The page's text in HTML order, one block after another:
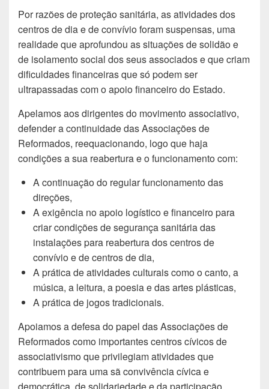
Por razões de proteção sanitária, as atividades dos
centros de dia e de convívio foram suspensas, uma
realidade que aprofundou as situações de solidão e
de isolamento social dos seus associados e que criam
dificuldades financeiras que só podem ser
ultrapassadas com o apoio financeiro do Estado.
Apelamos aos dirigentes do movimento associativo,
defender a continuidade das Associações de
Reformados, reequacionando, logo que haja
condições a sua reabertura e o funcionamento com:
A continuação do regular funcionamento das
direções,
A exigência no apoio logístico e financeiro para
criar condições de segurança sanitária das
instalações para reabertura dos centros de
convívio e de centros de dia,
A prática de atividades culturais como o canto, a
música, a leitura, a poesia e das artes plásticas,
A prática de jogos tradicionais.
Apoiamos a defesa do papel das Associações de
Reformados como importantes centros cívicos de
associativismo que privilegiam atividades que
contribuem para uma sã convivência cívica e
democrática, de solidariedade e da participação